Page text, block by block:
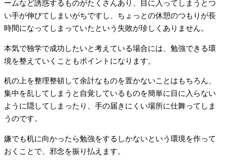
ームなど誘惑するものがたくさんあり、目に入ってしまうとつ
い手が伸びてしまいがちですし、ちょっとの休憩のつもりが長
時間になってしまっていたという失敗が珍しくありません。
本気で独学で成功したいと考えている場合には、勉強できる環
境を整えていくこともポイントになります。
机の上を整理整頓して余計なものを置かないことはもちろん、
集中を乱してしまうと自覚しているものを簡単に目に入らない
ように隠してしまったり、手の届きにくい場所に仕舞ってしま
うのです。
嫌でも机に向かったら勉強をするしかないという環境を作って
おくことで、邪念を振り払えます。